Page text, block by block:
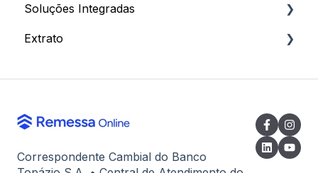
Como criar sua Conta
Dados Bancários e Comprovantes
Informações
Atendimento
Soluções Integradas
Para Clientes
Extrato
Correspondente Cambial do Banco